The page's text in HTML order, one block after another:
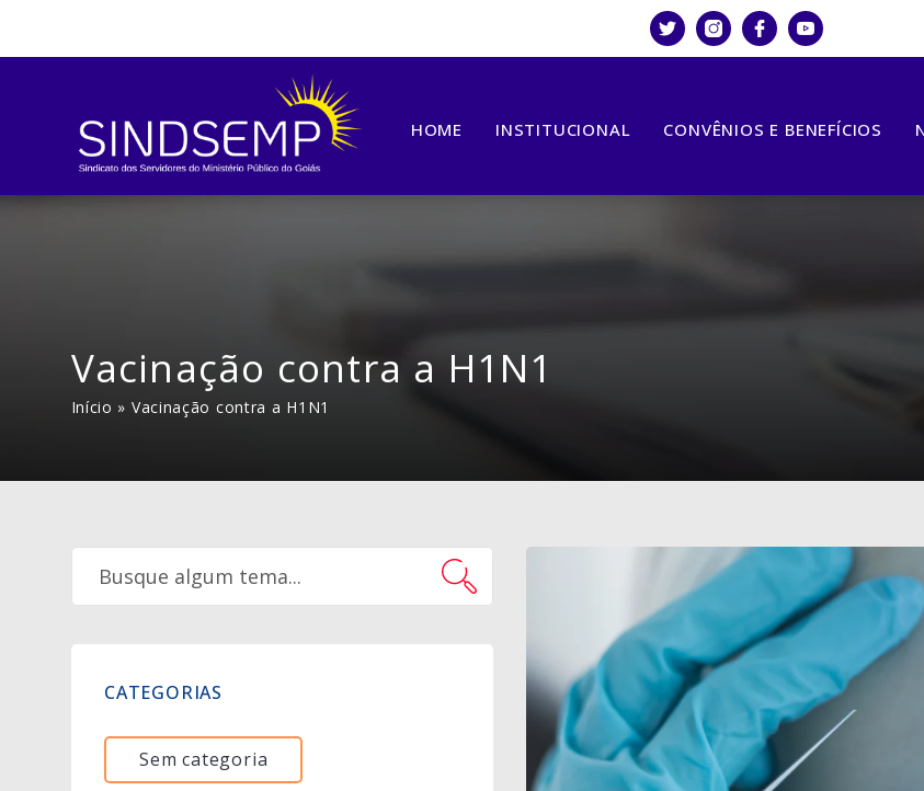
HOME INSTITUCIONAL CONVÊNIOS E BENEFÍCIOS
Vacinação contra a H1N1
Início » Vacinação contra a H1N1
CATEGORIAS
Sem categoria